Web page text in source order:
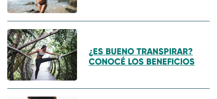
¿ES BUENO TRANSPIRAR?
CONOCÉ LOS BENEFICIOS